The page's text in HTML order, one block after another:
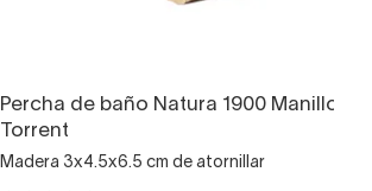
Percha de baño Natura 1900 Manillons
Torrent
Madera 3x4.5x6.5 cm de atornillar